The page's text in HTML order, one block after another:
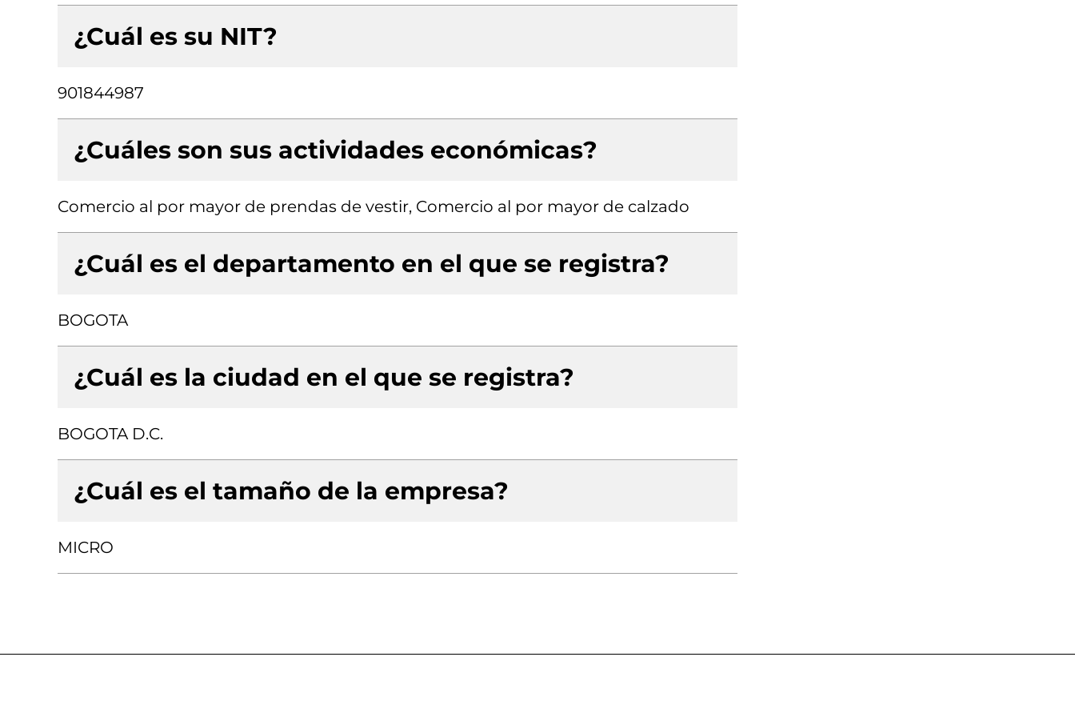
¿Cuál es su NIT?
901844987
¿Cuáles son sus actividades económicas?
Comercio al por mayor de prendas de vestir, Comercio al por mayor de calzado
¿Cuál es el departamento en el que se registra?
BOGOTA
¿Cuál es la ciudad en el que se registra?
BOGOTA D.C.
¿Cuál es el tamaño de la empresa?
MICRO